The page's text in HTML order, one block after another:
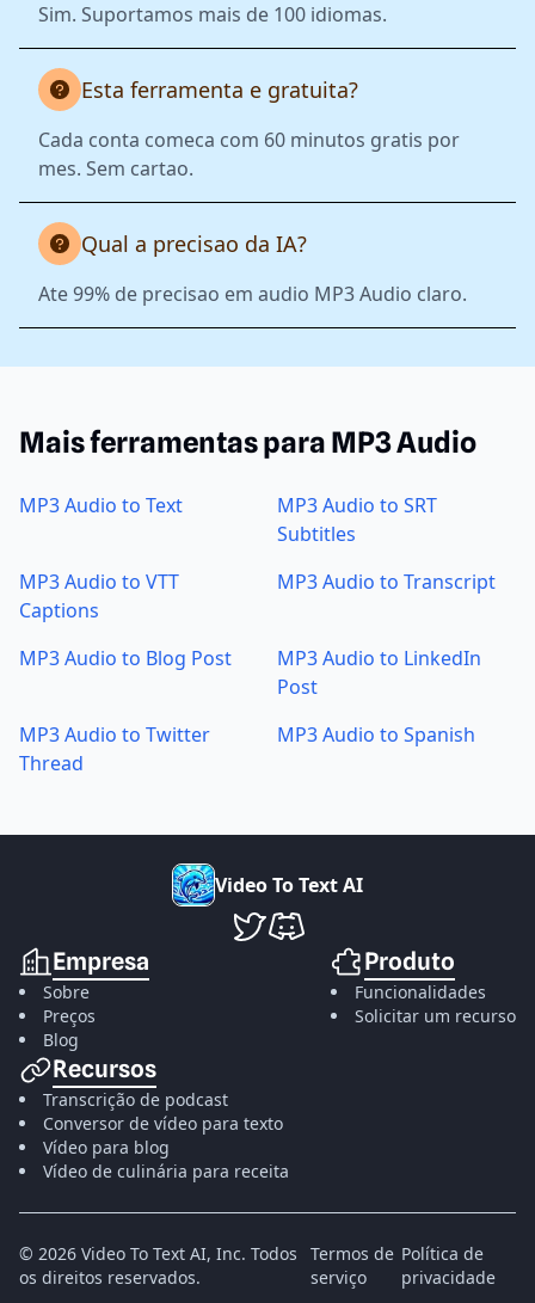
Sim. Suportamos mais de 100 idiomas.
Esta ferramenta e gratuita?
Cada conta comeca com 60 minutos gratis por
mes. Sem cartao.
Qual a precisao da IA?
Ate 99% de precisao em audio MP3 Audio claro.
Mais ferramentas para MP3 Audio
MP3 Audio to Text
MP3 Audio to SRT
Subtitles
MP3 Audio to VTT
Captions
MP3 Audio to Transcript
MP3 Audio to Blog Post
MP3 Audio to LinkedIn
Post
MP3 Audio to Twitter
Thread
MP3 Audio to Spanish
VideoToTextAI
VideoToTextAI no Twitter
VideoToTextAI no Discord
Empresa
Sobre
Preços
Blog
Produto
Funcionalidades
Solicitar um recurso
Recursos
Transcrição de podcast
Conversor de vídeo para texto
Vídeo para blog
Vídeo de culinária para receita
© 2026 Video To Text AI, Inc. Todos
os direitos reservados.
Termos de
serviço
Política de
privacidade